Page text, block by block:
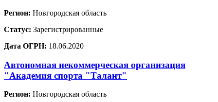
Регион: Новгородская область
Статус: Зарегистрированные
Дата ОГРН: 18.06.2020
Автономная некоммерческая организация
"Академия спорта "Талант"
Регион: Новгородская область